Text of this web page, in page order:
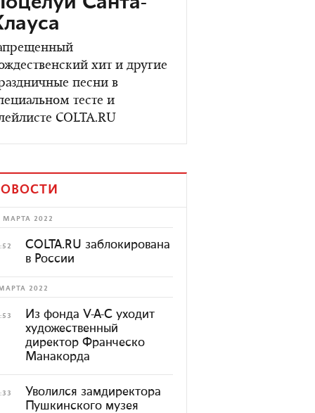
хит и другие
песни в
тесте и
COLTA.RU
МАРТА 2022
COLTA.RU заблокирована
в России
2022
Из фонда V-A-C уходит
художественный
директор Франческо
Манакорда
Уволился замдиректора
Пушкинского музея